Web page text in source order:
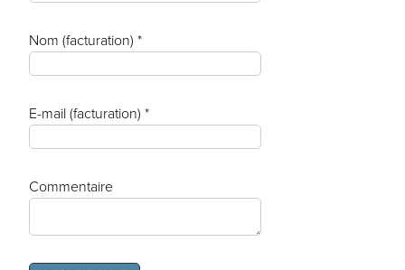
Nom (facturation) *
E-mail (facturation) *
Commentaire